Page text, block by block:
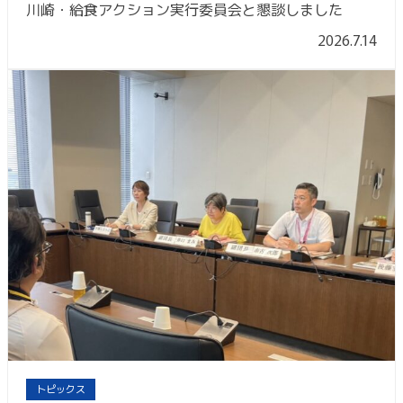
川崎・給食アクション実行委員会と懇談しました
2026.7.14
トピックス